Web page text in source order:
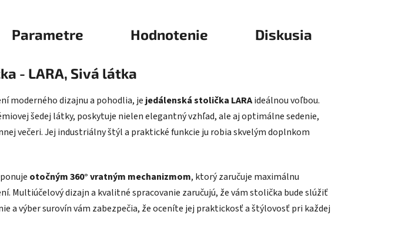
Parametre Hodnotenie Diskusia
- LARA, Sivá látka
moderného dizajnu a pohodlia, je jedálenská stolička LARAideálnou voľbou.
šedej látky, poskytuje nielen elegantný vzhľad, ale aj optimálne sedenie,
večeri. Jej industriálny štýl a praktické funkcie ju robia skvelým doplnkom
otočným 360° vratným mechanizmom, ktorý zaručuje maximálnu
Multiúčelový dizajn a kvalitné spracovanie zaručujú, že vám stolička bude slúžiť
a výber surovín vám zabezpečia, že oceníte jej praktickosť a štýlovosť pri každej